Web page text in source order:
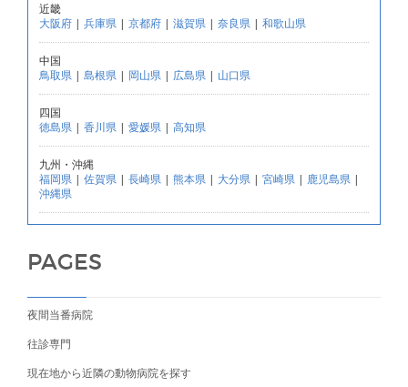
近畿
大阪府 | 兵庫県 | 京都府 | 滋賀県 | 奈良県 | 和歌山県
中国
鳥取県 | 島根県 | 岡山県 | 広島県 | 山口県
四国
徳島県 | 香川県 | 愛媛県 | 高知県
九州・沖縄
福岡県 | 佐賀県 | 長崎県 | 熊本県 | 大分県 | 宮崎県 | 鹿児島県 |
沖縄県
PAGES
夜間当番病院
往診専門
現在地から近隣の動物病院を探す